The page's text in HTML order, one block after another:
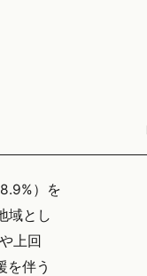
）を
域とし
上回
を伴う